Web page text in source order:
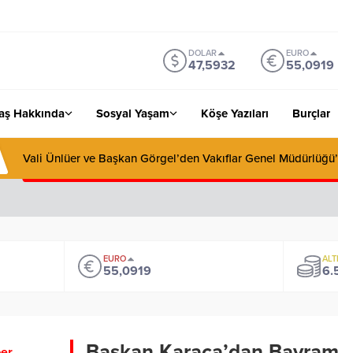
DOLAR
47,5932
EURO
55,0919
Hakkında Sosyal Yaşam Köşe Yazıları Burçlar
Vali Ünlüer ve Başkan Görgel’den Vakıflar Genel
EURO
55,0919